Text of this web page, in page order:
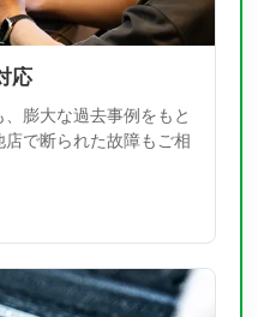
応
膨大な過去事例をもと
で断られた故障もご相